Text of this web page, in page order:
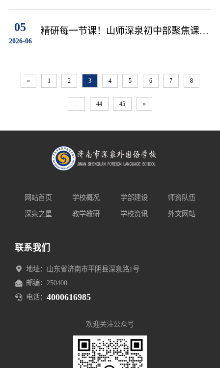
05
2026-06
精研每一节课！山师深泉初中部聚焦课堂
« 1 2 3 4 5 6 7 8
... 44 45 »
网站首页 学校概况 学部建设 师资队伍
深泉之星 教学教研 学校资讯 外文网站
联系我们
地址：山东省济南市平阴县深泉路1号
邮编：250400
电话： 4000616985
欢迎关注公众号